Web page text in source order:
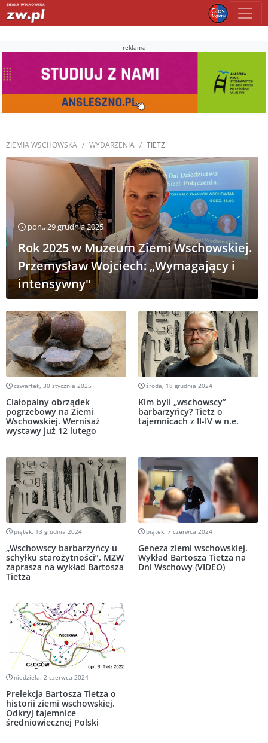
reklama
ZIEMIA WSCHOWSKA WYDARZENIA TIETZ
pon., 29 grudnia 2025
Rok 2025 w Muzeum Ziemi Wschowskiej.
Przemysław Wojciech: „Wymagający i
intensywny"
czwartek, 30 stycznia 2025
Ciałopalny obrządek
pogrzebowy na Ziemi
Wschowskiej. Wernisaż
wystawy już 12 lutego
środa, 18 grudnia 2024
Kim byli „wschowscy”
barbarzyńcy? Tietz o
tajemnicach z II-IV w n.e.
piątek, 13 grudnia 2024
„Wschowscy barbarzyńcy u
schyłku starożytności”. MZW
zaprasza na wykład Bartosza
Tietza
piątek, 7 czerwca 2024
Geneza ziemi wschowskiej.
Wykład Bartosza Tietza na
Dni Wschowy (VIDEO)
niedziela, 2 czerwca 2024
Prelekcja Bartosza Tietza o
historii ziemi wschowskiej.
Odkryj tajemnice
średniowiecznej Polski